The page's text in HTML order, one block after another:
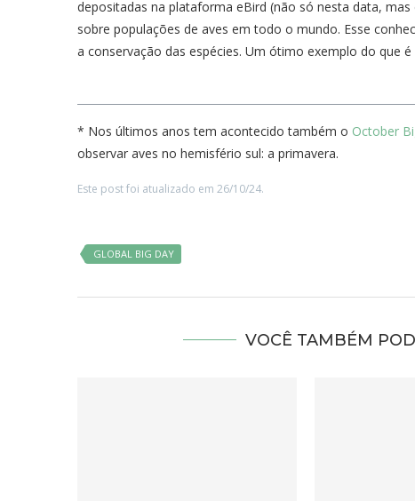
depositadas na plataforma eBird (não só nesta data,
sobre populações de aves em todo o mundo. Esse
a conservação das espécies. Um ótimo exemplo do que
* Nos últimos anos tem acontecido também o October
observar aves no hemisfério sul: a primavera.
Este post foi atualizado em 26/10/24.
GLOBAL BIG DAY
VOCÊ TAMBÉM